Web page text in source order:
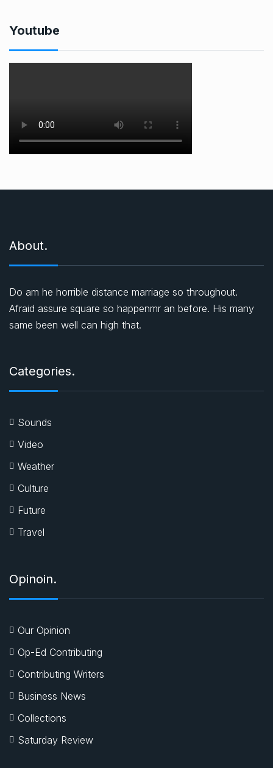
Youtube
About.
Do am he horrible distance marriage so throughout.
Afraid assure square so happenmr an before. His many
same been well can high that.
Categories.
Sounds
Video
Weather
Culture
Future
Travel
Opinoin.
Our Opinion
Op-Ed Contributing
Contributing Writers
Business News
Collections
Saturday Review